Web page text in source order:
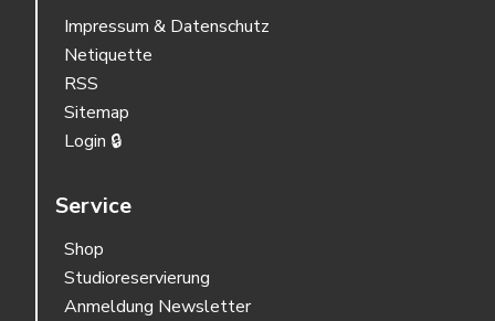
Impressum & Datenschutz
Netiquette
RSS
Sitemap
Login 🔒
Service
Shop
Studioreservierung
Anmeldung Newsletter